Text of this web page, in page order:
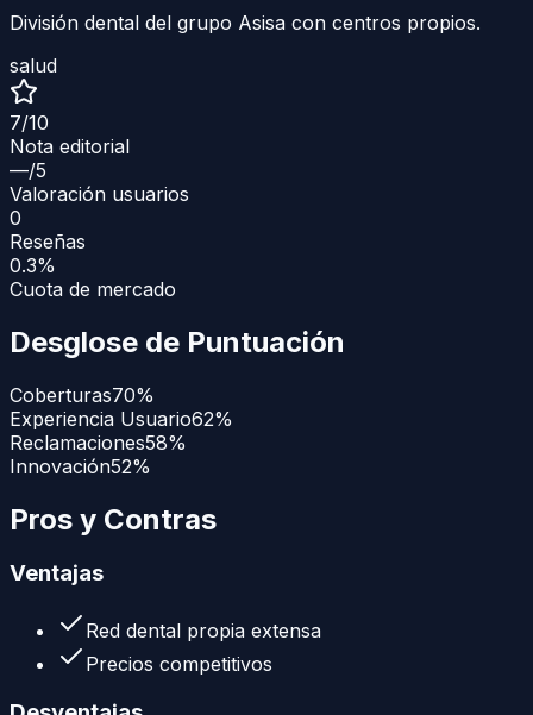
División dental del grupo Asisa con centros propios.
salud
7/10
Nota editorial
—/5
Valoración usuarios
0
Reseñas
0.3%
Cuota de mercado
Desglose de Puntuación
Coberturas70%
Experiencia Usuario62%
Reclamaciones58%
Innovación52%
Pros y Contras
Ventajas
Red dental propia extensa
Precios competitivos